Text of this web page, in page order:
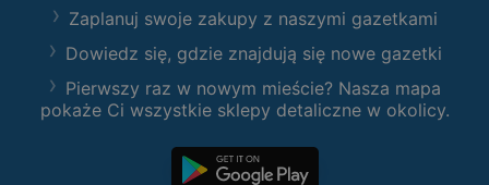
Zaplanuj swoje zakupy z naszymi gazetkami
Dowiedz się, gdzie znajdują się nowe gazetki
Pierwszy raz w nowym mieście? Nasza mapa
pokaże Ci wszystkie sklepy detaliczne w okolicy.